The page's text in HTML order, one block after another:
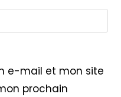
e-mail et mon site
prochain